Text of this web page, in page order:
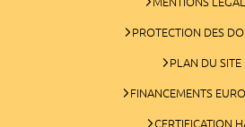
PROTECTION DES
PLAN DU SITE
FINANCEMENTS
CERTIFICATION